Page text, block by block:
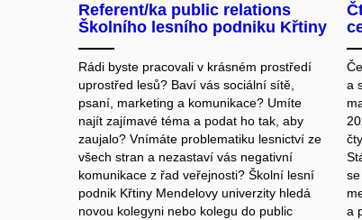
Referent/ka public relations
Školního lesního podniku Křtiny
Rádi byste pracovali v krásném prostředí
uprostřed lesů? Baví vás sociální sítě,
psaní, marketing a komunikace? Umíte
najít zajímavé téma a podat ho tak, aby
zaujalo? Vnímáte problematiku lesnictví ze
všech stran a nezastaví vás negativní
komunikace z řad veřejnosti? Školní lesní
podnik Křtiny Mendelovy univerzity hledá
novou kolegyni nebo kolegu do public
a
a